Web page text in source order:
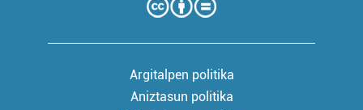
Argitalpen politika
Aniztasun politika